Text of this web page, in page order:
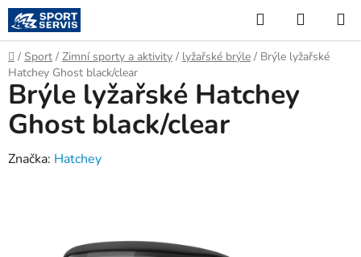
Přejít
na
obsah
Hledat
KOŠÍK
Domů
/ Sport / Zimní sporty a aktivity / lyžařské brýle / Brýle lyžařské
Hatchey Ghost black/clear
Brýle lyžařské Hatchey
Ghost black/clear
Značka: Hatchey